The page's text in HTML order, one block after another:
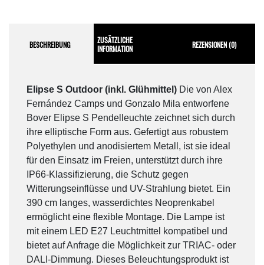
BESCHREIBUNG
ZUSÄTZLICHE
INFORMATION
REZENSIONEN (0)
Elipse S Outdoor (inkl. Glühmittel) Die von Alex
Fernández Camps und Gonzalo Mila entworfene
Bover Elipse S Pendelleuchte zeichnet sich durch
ihre elliptische Form aus. Gefertigt aus robustem
Polyethylen und anodisiertem Metall, ist sie ideal
für den Einsatz im Freien, unterstützt durch ihre
IP66-Klassifizierung, die Schutz gegen
Witterungseinflüsse und UV-Strahlung bietet. Ein
390 cm langes, wasserdichtes Neoprenkabel
ermöglicht eine flexible Montage. Die Lampe ist
mit einem LED E27 Leuchtmittel kompatibel und
bietet auf Anfrage die Möglichkeit zur TRIAC- oder
DALI-Dimmung. Dieses Beleuchtungsprodukt ist